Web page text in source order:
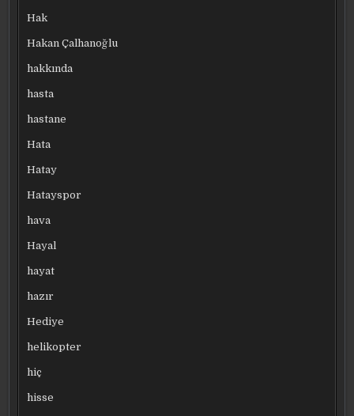
Hak
Hakan Çalhanoğlu
hakkında
hasta
hastane
Hata
Hatay
Hatayspor
hava
Hayal
hayat
hazır
Hediye
helikopter
hiç
hisse